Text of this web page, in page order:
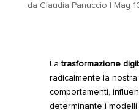
da Claudia Panuccio | Mag
La trasformazione
radicalmente la
comportamenti,
determinante i modelli